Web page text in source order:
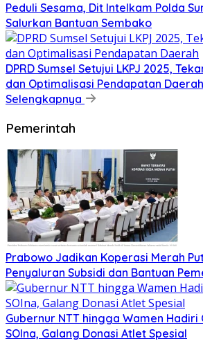
Peduli Sesama, Dit Intelkam Polda
Salurkan Bantuan Sembako
DPRD Sumsel Setujui LKPJ 2025,
dan Optimalisasi Pendapatan Daerah
Selengkapnya
Pemerintah
Prabowo Jadikan Koperasi Merah
Penyaluran Subsidi dan Bantuan
Gubernur NTT hingga Wamen Hadiri
SOIna, Galang Donasi Atlet Spesial